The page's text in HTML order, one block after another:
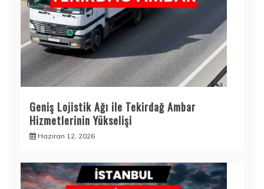
Geniş Lojistik Ağı ile Tekirdağ Ambar
Hizmetlerinin Yükselişi
Haziran 12, 2026